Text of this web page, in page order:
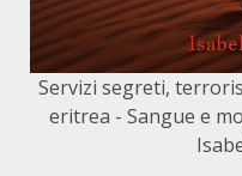
Servizi segreti,
eritrea - Sangue e